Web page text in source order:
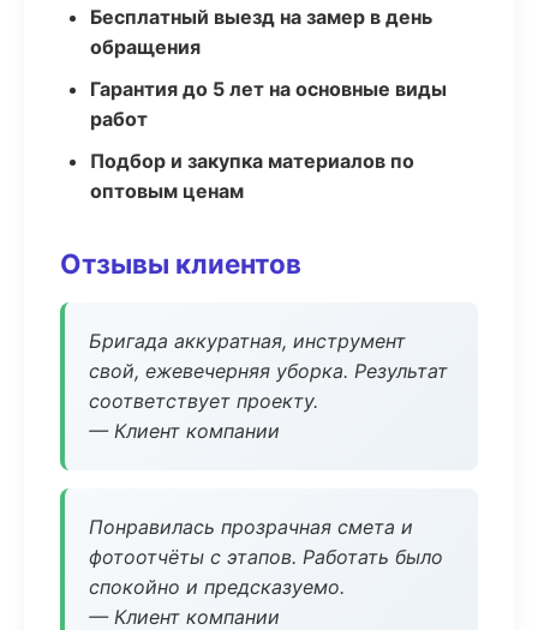
Бесплатный выезд на замер в день
обращения
Гарантия до 5 лет на основные виды
работ
Подбор и закупка материалов по
оптовым ценам
Отзывы клиентов
Бригада аккуратная, инструмент
свой, ежевечерняя уборка. Результат
соответствует проекту.
— Клиент компании
Понравилась прозрачная смета и
фотоотчёты с этапов. Работать было
спокойно и предсказуемо.
— Клиент компании